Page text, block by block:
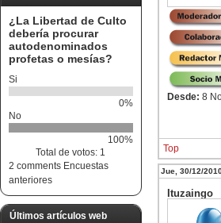
¿La Libertad de Culto
debería procurar
autodenominados
profetas o mesías?
Si
0%
No
100%
Total de votos: 1
2 comments Encuestas
anteriores
Últimos artículos web
Desde: 8
Top
Jue, 30/12/
Ituzaingo